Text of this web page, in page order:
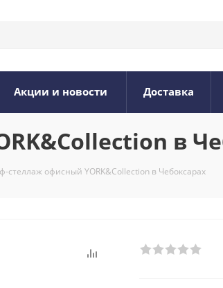
Акции и новости Доставка
в
стеллаж офисный YORK&Collection в Чебоксарах